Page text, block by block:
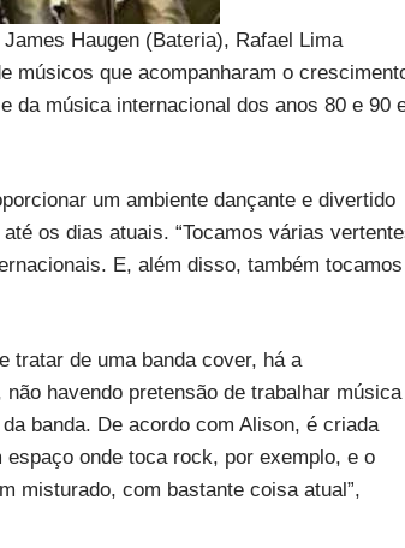
Haugen (Bateria), Rafael Lima
músicos que acompanharam o
da música internacional dos anos 80 e 90
um ambiente dançante e divertido
os dias atuais. “Tocamos várias
E, além disso, também tocamos
tratar de uma banda cover, há a
havendo pretensão de trabalhar música
banda. De acordo com Alison, é criada
onde toca rock, por exemplo, e o
misturado, com bastante coisa atual”,